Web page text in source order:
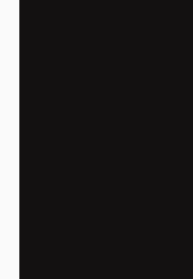
“Tenha Fé